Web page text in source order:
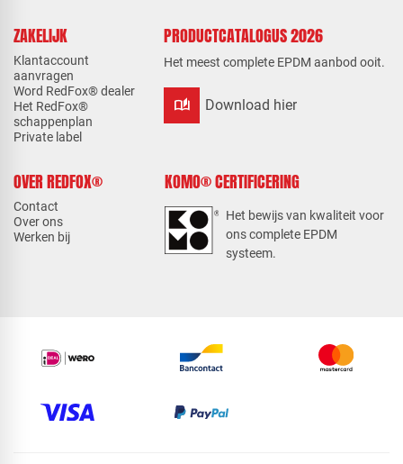
ZAKELIJK
Klantaccount
aanvragen
Word RedFox® dealer
Het RedFox®
schappenplan
Private label
PRODUCTCATALOGUS 2026
Het meest complete EPDM aanbod ooit.
auto_stories Download hier
OVER REDFOX®
Contact
Over ons
Werken bij
KOMO® CERTIFICERING
Het bewijs van kwaliteit voor
ons complete EPDM
systeem.